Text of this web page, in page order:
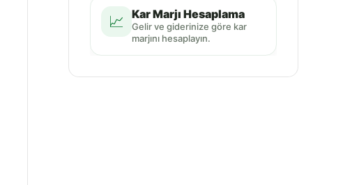
📈 Kar Marjı Hesaplama
Gelir ve giderinize göre kar
marjını hesaplayın.